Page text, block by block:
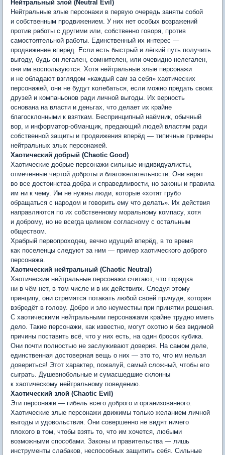
Нейтральный злой (Neutral Evil)
Нейтральные злые персонажи в первую очередь заняты собой
и собственным продвижением. У них нет особых возражений
против работы с другими или, собственно говоря, против
самостоятельной работы. Единственный их интерес —
продвижение вперёд. Если есть быстрый и лёгкий путь получить
выгоду, будь он легален, сомнителен, или очевидно нелегален,
они им воспользуются. Хотя нейтральные злые персонажи
и не обладают взглядом «каждый сам за себя» хаотических
персонажей, они не будут колебаться, если можно предать своих
друзей и компаньонов ради личной выгоды. Их верность
основана на власти и деньгах, что делает их крайне
благосклонными к взяткам. Беспринципный наёмник, обычный
вор, и информатор-обманщик, предающий людей властям ради
собственной защиты и продвижения вперёд — типичные примеры
нейтральных злых персонажей.
Хаотический добрый (Chaotic Good)
Хаотические добрые персонажи сильные индивидуалисты,
отмеченные чертой доброты и благожелательности. Они верят
во все достоинства добра и справедливости, но законы и правила
им ни к чему. Им не нужны люди, которые «хотят грубо
обращаться с народом и говорить ему что делать». Их действия
направляются по их собственному моральному компасу, хотя
и доброму, но не всегда целиком согласному с остальным
обществом.
Храбрый первопроходец, вечно идущий вперёд, в то время
как поселенцы следуют за ним — пример хаотического доброго
персонажа.
Хаотический нейтральный (Chaotic Neutral)
Хаотические нейтральные персонажи считают, что порядка
ни в чём нет, в том числе и в их действиях. Следуя этому
принципу, они стремятся потакать любой своей причуде, которая
взбредёт в голову. Добро и зло неуместны при принятии решения.
С хаотическими нейтральными персонажами крайне трудно иметь
дело. Такие персонажи, как известно, могут охотно и без видимой
причины поставить всё, что у них есть, на один бросок кубика.
Они почти полностью не заслуживают доверия. На самом деле,
единственная достоверная вещь о них — это то, что им нельзя
довериться! Этот характер, пожалуй, самый сложный, чтобы его
сыграть. Душевнобольные и сумасшедшие склонны
к хаотическому нейтральному поведению.
Хаотический злой (Chaotic Evil)
Эти персонажи — гибель всего доброго и организованного.
Хаотические злые персонажи движимы только желанием личной
выгоды и удовольствия. Они совершенно не видят ничего
плохого в том, чтобы взять то, что им хочется, любыми
возможными способами. Законы и правительства — лишь
инструменты слабаков, неспособных защитить себя. Сильные